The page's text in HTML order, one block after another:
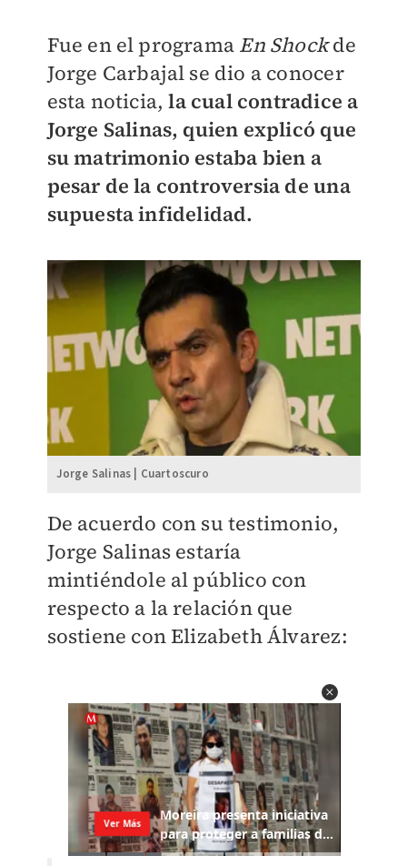
Fue en el programa En Shockde
Jorge Carbajal se dio a conocer
esta noticia,la cual contradice a
Jorge Salinas, quien explicó que
su matrimonio estaba bien a
pesar de la controversia de una
supuesta infidelidad.
Jorge Salinas | Cuartoscuro
De acuerdo con su testimonio,
Jorge Salinas estaría
mintiéndole al público con
respecto a la relación que
sostiene con Elizabeth Álvarez: